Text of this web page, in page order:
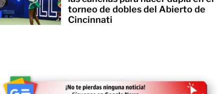
torneo de dobles del Abierto de
Cincinnati